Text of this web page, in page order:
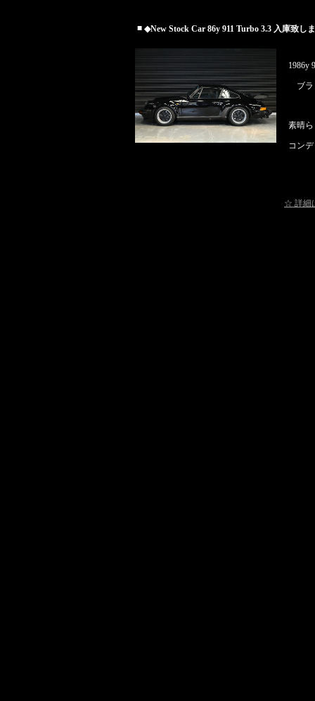
■ ◆New Stock Car 86y 911 Turbo 3.3 入庫致し
1986y
ブラ
素晴
コン
☆ 詳細